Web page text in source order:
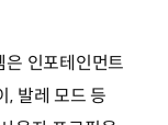
은 인포테인먼트
, 발레 모드 등